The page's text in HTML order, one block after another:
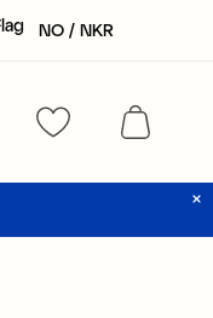
NO / NKR